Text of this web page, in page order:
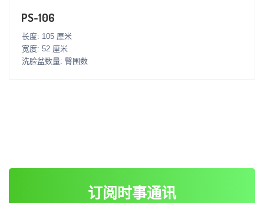
PS-106
长度: 105 厘米
宽度: 52 厘米
洗脸盆数量: 臀围数
订阅时事通讯